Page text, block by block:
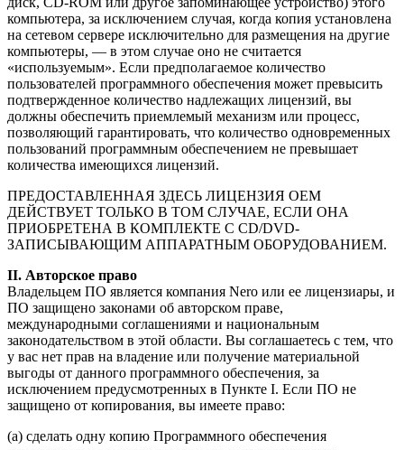
компьютера, за исключением случая, когда копия установлена
на сетевом сервере исключительно для размещения на другие
компьютеры, — в этом случае оно не считается
«используемым». Если предполагаемое количество
пользователей программного обеспечения может превысить
подтвержденное количество надлежащих лицензий, вы
должны обеспечить приемлемый механизм или процесс,
позволяющий гарантировать, что количество одновременных
пользований программным обеспечением не превышает
количества имеющихся лицензий.
ПРЕДОСТАВЛЕННАЯ ЗДЕСЬ ЛИЦЕНЗИЯ OEM
ДЕЙСТВУЕТ ТОЛЬКО В ТОМ СЛУЧАЕ, ЕСЛИ ОНА
ПРИОБРЕТЕНА В КОМПЛЕКТЕ С CD/DVD-
ЗАПИСЫВАЮЩИМ АППАРАТНЫМ ОБОРУДОВАНИЕМ.
II. Авторское право
Владельцем ПО является компания Nero или ее лицензиары, и
ПО защищено законами об авторском праве,
международными соглашениями и национальным
законодательством в этой области. Вы соглашаетесь с тем, что
у вас нет прав на владение или получение материальной
выгоды от данного программного обеспечения, за
исключением предусмотренных в Пункте I. Если ПО не
защищено от копирования, вы имеете право:
(a) сделать одну копию Программного обеспечения